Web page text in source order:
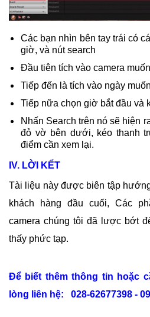
Các bạn nhìn bên tay trái có
giờ, và nút search
Đầu tiên tích vào camera
Tiếp đến là tích vào ngày
Tiếp nữa chọn giờ bắt đầu và
Nhấn Search trên nó sẽ hiện
đỏ vờ bên dưới, kéo thanh
điểm cần xem lại.
IV. LỜI KẾT
Tài liệu này được biên tập
khách hàng đầu cuối, Các
camera chúng tôi đã lược bớt
thấy phức tạp.
Để biết thêm thông tin hoặc
lòng liên hệ: 028-62677398 -